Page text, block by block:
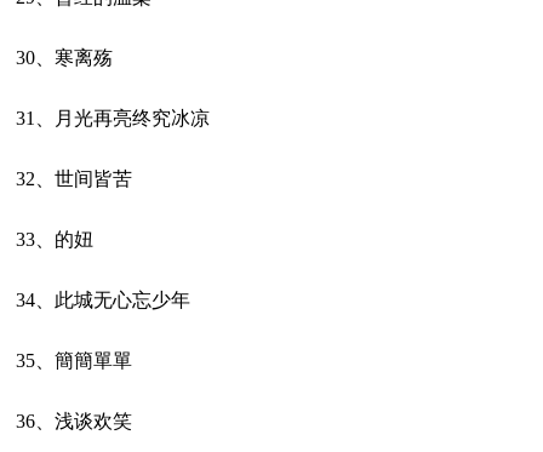
30、寒离殇
31、月光再亮终究冰凉
32、世间皆苦
33、的妞
34、此城无心忘少年
35、簡簡單單
36、浅谈欢笑